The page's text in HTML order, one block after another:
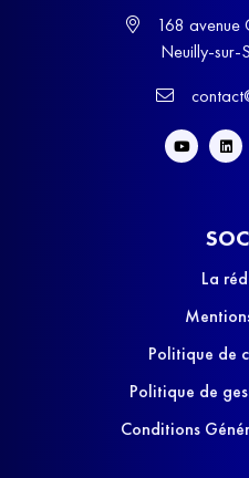
168 avenue
Neuilly-sur-
La
Politique de
Politique de
Conditions